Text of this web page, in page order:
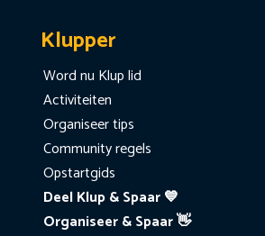
Klupper
Word nu Klup lid
Activiteiten
Organiseer tips
Community regels
Opstartgids
Deel Klup & Spaar 💙
Organiseer & Spaar 👋